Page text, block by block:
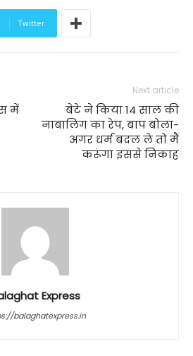
Twitter
में
Next article
बेटे ने किया 14 साल की
नाबालिग का रेप, बाप बोला-
अगर धर्म बदल ले तो मैं
करूंगा इससे निकाह
Express
balaghatexpress.in